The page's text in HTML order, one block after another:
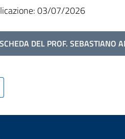
03/07/2026
DEL PROF. SEBASTIANO